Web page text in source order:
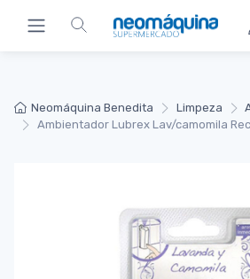
Neomáquina Benedita Limpeza
Ambientador Lubrex Lav/camomila